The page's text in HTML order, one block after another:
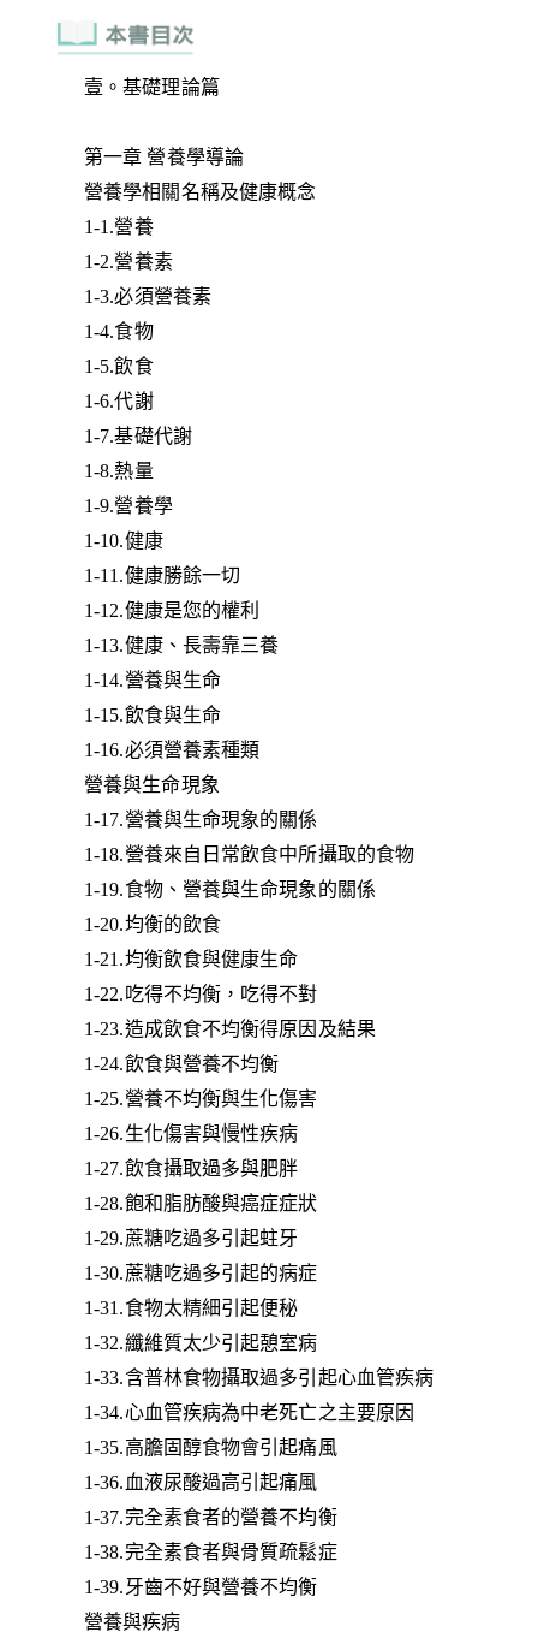
壹。基礎理論篇
第一章 營養學導論
營養學相關名稱及健康概念
1-1.營養
1-2.營養素
1-3.必須營養素
1-4.食物
1-5.飲食
1-6.代謝
1-7.基礎代謝
1-8.熱量
1-9.營養學
1-10.健康
1-11.健康勝餘一切
1-12.健康是您的權利
1-13.健康、長壽靠三養
1-14.營養與生命
1-15.飲食與生命
1-16.必須營養素種類
營養與生命現象
1-17.營養與生命現象的關係
1-18.營養來自日常飲食中所攝取的食物
1-19.食物、營養與生命現象的關係
1-20.均衡的飲食
1-21.均衡飲食與健康生命
1-22.吃得不均衡，吃得不對
1-23.造成飲食不均衡得原因及結果
1-24.飲食與營養不均衡
1-25.營養不均衡與生化傷害
1-26.生化傷害與慢性疾病
1-27.飲食攝取過多與肥胖
1-28.飽和脂肪酸與癌症症狀
1-29.蔗糖吃過多引起蛀牙
1-30.蔗糖吃過多引起的病症
1-31.食物太精細引起便秘
1-32.纖維質太少引起憩室病
1-33.含普林食物攝取過多引起心血管疾病
1-34.心血管疾病為中老死亡之主要原因
1-35.高膽固醇食物會引起痛風
1-36.血液尿酸過高引起痛風
1-37.完全素食者的營養不均衡
1-38.完全素食者與骨質疏鬆症
1-39.牙齒不好與營養不均衡
營養與疾病